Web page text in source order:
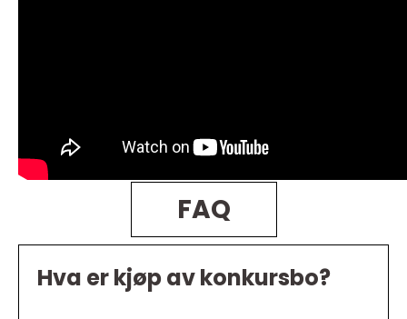
FAQ
Hva er kjøp av konkursbo?